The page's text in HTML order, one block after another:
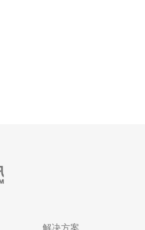
是为什么呢？本文将深入探讨香
解决方案